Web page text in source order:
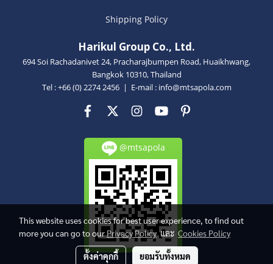
Shipping Policy
Harikul Group Co., Ltd.
694 Soi Rachadanivet 24, Pracharajbumpen Road, Huaikhwang,
Bangkok 10310, Thailand
Tel : +66 (0) 2274 2456 | E-mail : info@mtsapola.com
@mtsapola
This website uses cookies for best user experience, to find out
more you can go to ourPrivacy Policyและ Cookies Policy
ตั้งค่าคุกกี้ ยอมรับทั้งหมด